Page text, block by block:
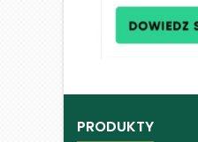
PRODUKTY